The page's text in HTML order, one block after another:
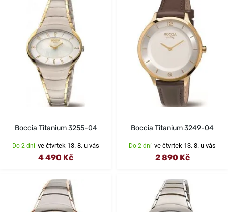
Boccia Titanium 3255-04
Do 2 dní ve čtvrtek 13. 8. u vás
4 490 Kč
Boccia Titanium 3249-04
Do 2 dní ve čtvrtek 13. 8. u vás
2 890 Kč